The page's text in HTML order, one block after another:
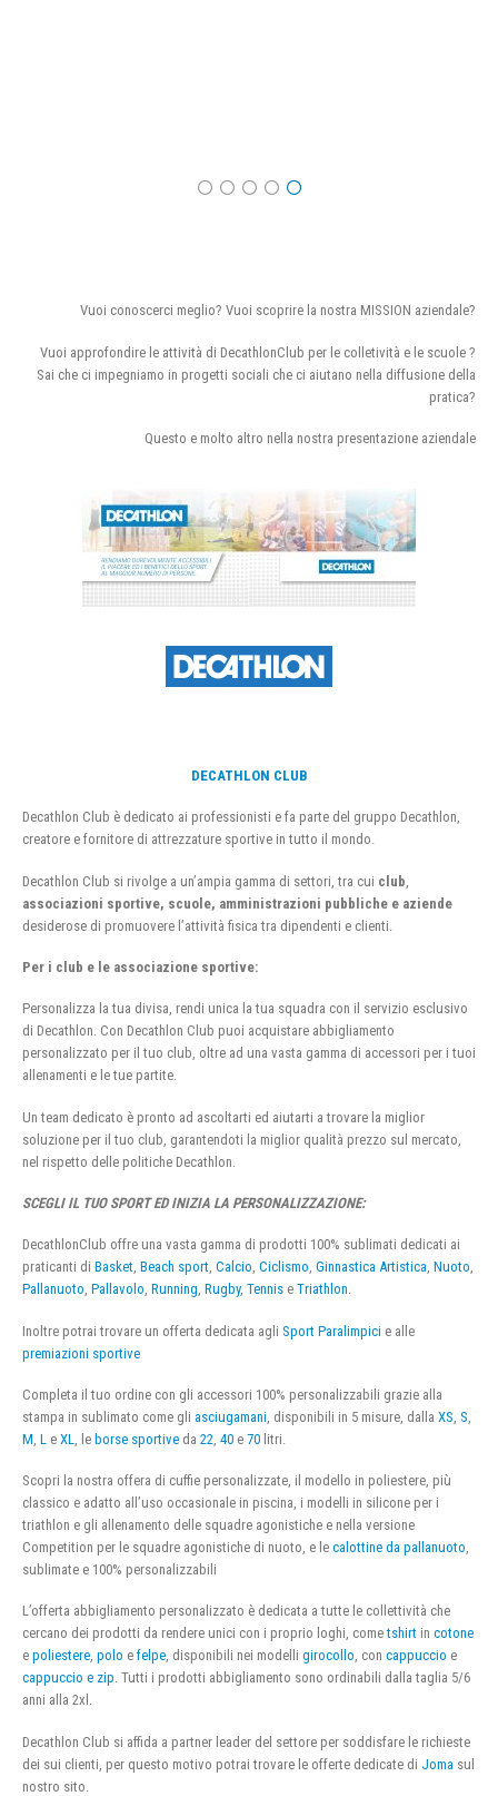
Vuoi conoscerci meglio? Vuoi scoprire la nostra MISSION aziendale?
Vuoi approfondire le attività di DecathlonClub per le colletività e le scuole ?
Sai che ci impegniamo in progetti sociali che ci aiutano nella diffusione della
pratica?
Questo e molto altro nella nostra presentazione aziendale
DECATHLON CLUB
Decathlon Club è dedicato ai professionisti e fa parte del gruppo Decathlon,
creatore e fornitore di attrezzature sportive in tutto il mondo.
Decathlon Club si rivolge a un’ampia gamma di settori, tra cui club
associazioni sportive, scuole, amministrazioni pubbliche e aziende
desiderose di promuovere l’attività fisica tra dipendenti e clienti.
Per i club e le associazione sportive:
Personalizza la tua divisa, rendi unica la tua squadra con il servizio esclusivo
di Decathlon. Con Decathlon Club puoi acquistare abbigliamento
personalizzato per il tuo club, oltre ad una vasta gamma di accessori per i tuoi
allenamenti e le tue partite.
Un team dedicato è pronto ad ascoltarti ed aiutarti a trovare la miglior
soluzione per il tuo club, garantendoti la miglior qualità prezzo sul mercato,
nel rispetto delle politiche Decathlon.
SCEGLI IL TUO SPORT ED INIZIA LA PERSONALIZZAZIONE:
DecathlonClub offre una vasta gamma di prodotti 100% sublimati dedicati ai
praticanti di Basket, Beach sport, Calcio, Ciclismo, Ginnastica Artistica, Nuoto,
Pallanuoto, Pallavolo, Running, Rugby, Tennis e Triathlon.
Inoltre potrai trovare un offerta dedicata agli Sport Paralimpici e alle
premiazioni sportive
Completa il tuo ordine con gli accessori 100% personalizzabili grazie alla
stampa in sublimato come gli asciugamani , disponibili in 5 misure, dalla XS S
M L e XL , le borse sportive da 22 40 e 70 litri.
Scopri la nostra offera di cuffie personalizzate, il modello in poliestere, più
classico e adatto all’uso occasionale in piscina, i modelli in silicone per i
triathlon e gli allenamento delle squadre agonistiche e nella versione
Competition per le squadre agonistiche di nuoto, e le calottine da pallanuoto,
sublimate e 100% personalizzabili
L’offerta abbigliamento personalizzato è dedicata a tutte le collettività che
cercano dei prodotti da rendere unici con i proprio loghi, cometshirt in cotone
e poliestere, polo e felpe, disponibili nei modelli girocollo, con cappuccio e
cappuccio e zip. Tutti i prodotti abbigliamento sono ordinabili dalla taglia 5/6
anni alla 2xl.
Decathlon Club si affida a partner leader del settore per soddisfare le richieste
dei sui clienti, per questo motivo potrai trovare le offerte dedicate di Joma sul
nostro sito.